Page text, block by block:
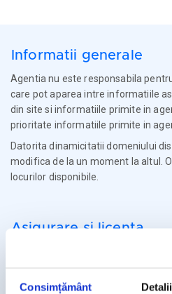
Consimțământ Detalii
Informatii generale
Agentia nu este responsabila
care pot aparea intre informatiile
din site si informatiile primite in
prioritate informatiile primite in
Datorita dinamicitatii domeniului
modifica de la un moment la altul.
locurilor disponibile.
Asigurare si licenta
Agentia Travel Matters
Agentia Travel Matters este